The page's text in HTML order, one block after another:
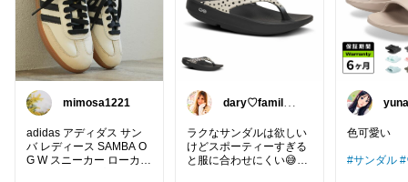
mimosa1221
adidas アディダス サン
バ レディース SAMBA O
G W スニーカー ローカッ
dary♡family｜
ラクなサンダルは欲しい
けどスポーティーすぎる
と服に合わせにくい😅
色可愛い
#サンダル #